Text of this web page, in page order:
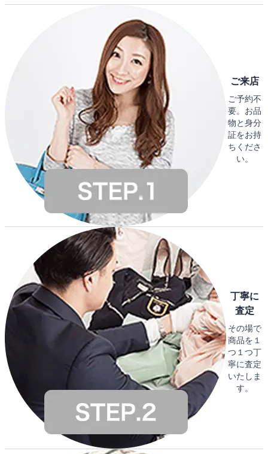
ご来店
ご予約不
要。お品
物と身分
証をお持
ちくださ
い。
丁寧に
査定
その場で
商品を１
つ１つ丁
寧に査定
いたしま
す。